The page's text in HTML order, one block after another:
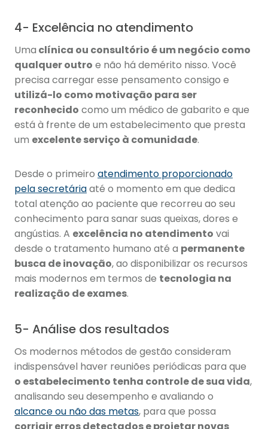
4- Excelência no atendimento
Uma clínica ou consultório é um negócio como
qualquer outro e não há demérito nisso. Você
precisa carregar esse pensamento consigo e
utilizá-lo como motivação para ser
reconhecido como um médico de gabarito e que
está à frente de um estabelecimento que presta
um excelente serviço à comunidade.
Desde o primeiro atendimento proporcionado
pela secretáriaaté o momento em que dedica
total atenção ao paciente que recorreu ao seu
conhecimento para sanar suas queixas, dores e
angústias. A excelência no atendimento vai
desde o tratamento humano até a permanente
busca de inovação, ao disponibilizar os recursos
mais modernos em termos de tecnologia na
realização de exames.
5- Análise dos resultados
Os modernos métodos de gestão consideram
indispensável haver reuniões periódicas para que
o estabelecimento tenha controle de sua vida,
analisando seu desempenho e avaliando o
alcance ou não das metas, para que possa